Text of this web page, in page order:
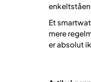
Et
mere
er absolut